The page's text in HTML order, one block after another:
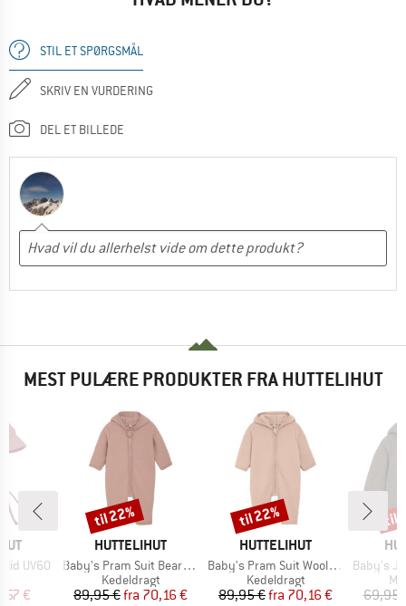
STIL ET SPØRGSMÅL
SKRIV EN VURDERING
DEL ET BILLEDE
MEST PULÆRE PRODUKTER FRA HUTTELIHUT
UV60
pris
€
MÆRKE
HUTTELIHUT
Artikel
Baby's Pram Suit Bear Ears Wool Fleece
Produktgruppe
Kedeldragt
Pris
89,95 € Nedsat pris
fra 70,16 €
Rabat
til 22%
MÆRKE
HUTTELIHUT
Artikel
Baby's Pram Suit Wool Fleece
Produktgruppe
Kedeldragt
Pris
89,95 € Nedsat pris
fra 70,16 €
Rabat
til 22%
Artikel
Baby's Jacket
69,95
til